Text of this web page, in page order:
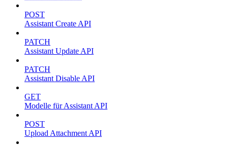
POST
Assistant Create API
PATCH
Assistant Update API
PATCH
Assistant Disable API
GET
Modelle für Assistant API
POST
Upload Attachment API